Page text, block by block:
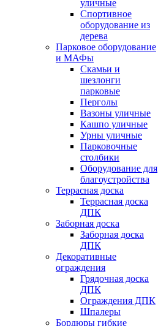
уличные
Спортивное
оборудование из
дерева
Парковое оборудование
и МАФы
Скамьи и
шезлонги
парковые
Перголы
Вазоны уличные
Кашпо уличные
Урны уличные
Парковочные
столбики
Оборудование для
благоустройства
Террасная доска
Террасная доска
ДПК
Заборная доска
Заборная доска
ДПК
Декоративные
ограждения
Грядочная доска
ДПК
Ограждения ДПК
Шпалеры
Бордюры гибкие